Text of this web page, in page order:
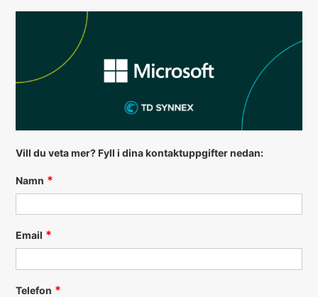
Vill du veta mer? Fyll i dina kontaktuppgifter nedan:
Namn
Email
Telefon